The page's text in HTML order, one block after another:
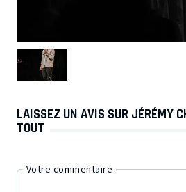
LAISSEZ UN AVIS SUR JÉRÉMY
TOUT
Votre commentaire